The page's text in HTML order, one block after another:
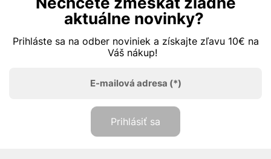
aktuálne novinky?
Prihláste sa na odber noviniek a získajte zľavu 10€ na
Váš nákup!
E-mailová adresa (*)
Prihlásiť sa